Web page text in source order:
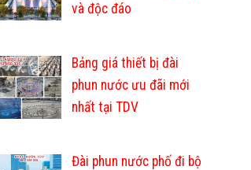
và độc đáo
Bảng giá thiết bị đài
phun nước ưu đãi mới
nhất tại TDV
Đài phun nước phố đi bộ